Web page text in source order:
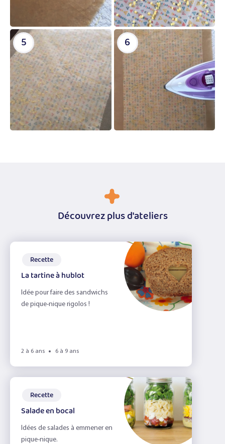
5 6
Découvrez plus d'ateliers
Recette
La tartine à hublot
Idée pour faire des sandwichs
de pique-nique rigolos !
2 à 6 ans 6 à 9 ans
Recette
Salade en bocal
Idées de salades à emmener en
pique-nique.